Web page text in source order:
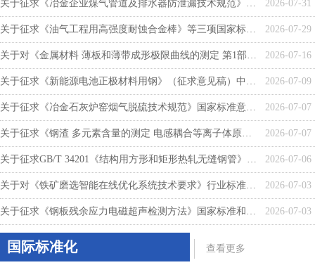
2026-07-31
关于征求《冶金企业煤气管道及排水器防泄漏技术规范》行业标准意见的通知
2026-07-29
关于征求《油气工程用高强度耐蚀合金棒》等三项国家标准（征求意见稿）意见的函
2026-07-16
关于对《金属材料 薄板和薄带成形极限曲线的测定 第1部分：冲压车间成形极限图的测量及应用》等5项国家标准及标准修改单征求意见的函
2026-07-09
关于征求《新能源电池正极材料用钢》（征求意见稿）中钢协团体标准意见的函
2026-07-07
关于征求《冶金石灰炉窑烟气脱硫技术规范》国家标准意见的通知
2026-07-07
关于征求《钢渣 多元素含量的测定 电感耦合等离子体原子发射光谱法》等3项国家标准意见的通知
2026-07-06
关于征求GB/T 34201《结构用方形和矩形热轧无缝钢管》和GB/T 14291《矿粉矿浆输送用电焊钢管》等两项国家标准意见的函
2026-07-03
关于对《铁矿磨选智能在线优化系统技术要求》行业标准征求意见的函
2026-07-03
关于征求《钢板残余应力电磁超声检测方法》国家标准和《钢轨残余应力电磁超声检测方法》行业标准意见的函
国际标准化 查看更多